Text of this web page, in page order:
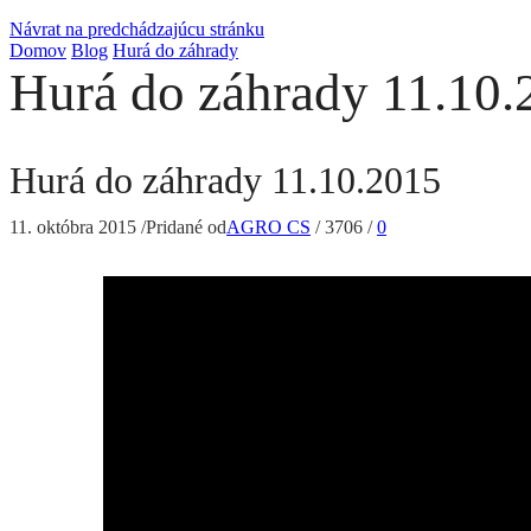
Návrat na predchádzajúcu stránku
Domov Blog Hurá do záhrady
Hurá do záhrady
Hurá do záhrady 11.10.2015
11. októbra 2015 /Pridané odAGRO CS / 3706 / 0